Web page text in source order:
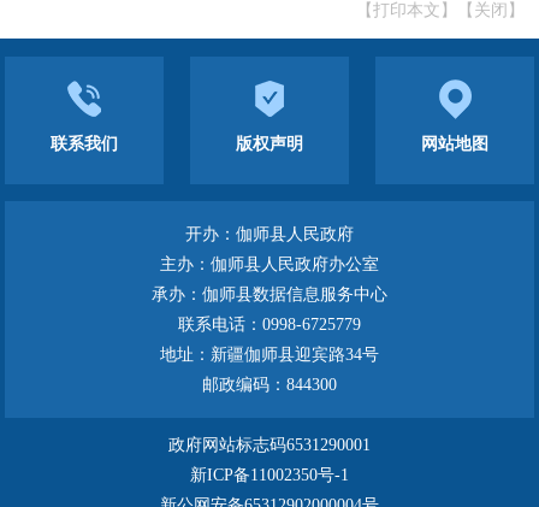
【打印本文】
【关闭】
联系我们 版权声明 网站地图
开办：伽师县人民政府
主办：伽师县人民政府办公室
承办：伽师县数据信息服务中心
联系电话：0998-6725779
地址：新疆伽师县迎宾路34号
邮政编码：844300
政府网站标志码6531290001
新ICP备11002350号-1